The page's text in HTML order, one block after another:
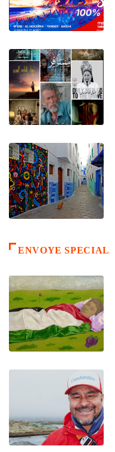
ENVOYE SPECIAL